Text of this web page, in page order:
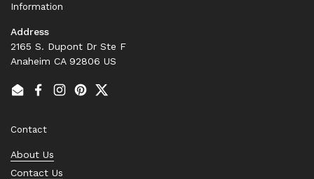
Information
Address
2165 S. Dupont Dr Ste F
Anaheim CA 92806 US
EmailFacebook
Instagram
PinterestTwitter
Contact
About Us
Contact Us